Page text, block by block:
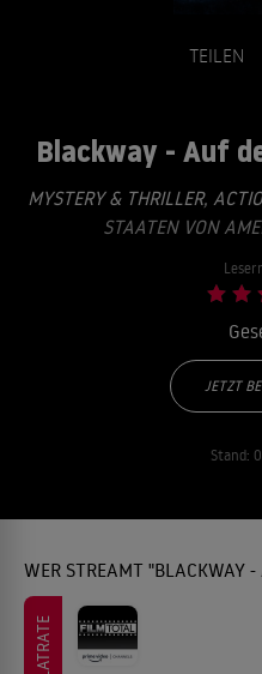
TEILEN
Blackway - Auf
MYSTERY & THRILLER,
STAATEN VON
JETZT
Stand:
WER STREAMT "BLACKWAY
FLATRATE